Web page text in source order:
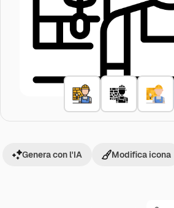
Genera con l'IA Modifica icona